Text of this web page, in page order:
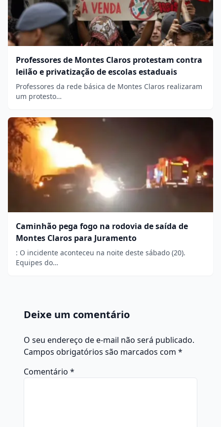
Professores de Montes Claros protestam contra
leilão e privatização de escolas estaduais
Professores da rede básica de Montes Claros realizaram
um protesto…
Caminhão pega fogo na rodovia de saída de
Montes Claros para Juramento
: O incidente aconteceu na noite deste sábado (20).
Equipes do…
Deixe um comentário
O seu endereço de e-mail não será publicado.
Campos obrigatórios são marcados com *
Comentário *